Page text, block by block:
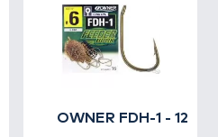
OWNER FDH-1 - 12